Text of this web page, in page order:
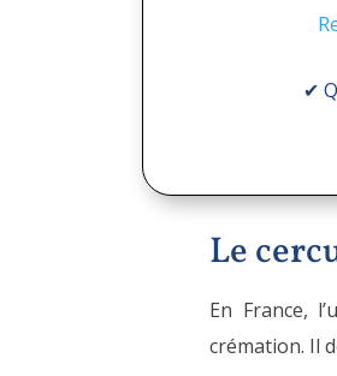
✔
Le
En France,
crémation. Il